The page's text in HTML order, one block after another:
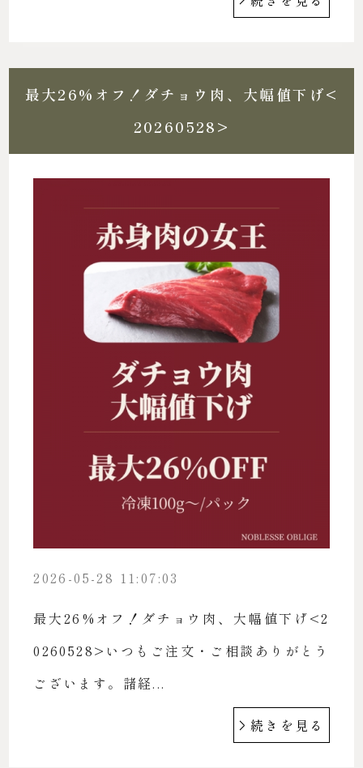
最大26%オフ！ダチョウ肉、大幅値下げ<
20260528>
2026-05-28 11:07:03
最大26%オフ！ダチョウ肉、大幅値下げ<2
0260528>いつもご注文・ご相談ありがとう
ございます。諸経...
続きを見る